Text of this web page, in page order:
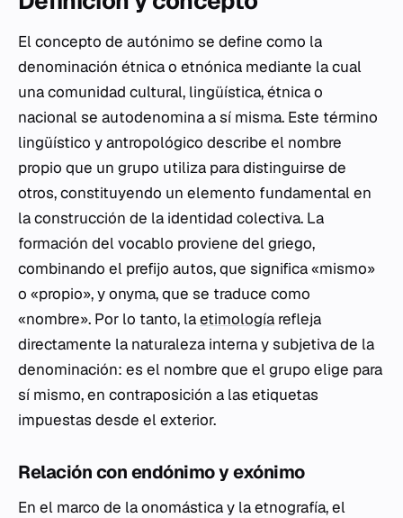
El concepto de autónimo se define como la
denominación étnica o etnónica mediante la cual
una comunidad cultural, lingüística, étnica o
nacional se autodenomina a sí misma. Este término
lingüístico y antropológico describe el nombre
propio que un grupo utiliza para distinguirse de
otros, constituyendo un elemento fundamental en
la construcción de la identidad colectiva. La
formación del vocablo proviene del griego,
combinando el prefijo autos, que significa «mismo»
o «propio», yonyma, que se traduce como
«nombre». Por lo tanto, laetimología refleja
directamente la naturaleza interna y subjetiva de la
denominación: es el nombre que el grupo elige para
sí mismo, en contraposición a las etiquetas
impuestas desde el exterior.
Relación con endónimo y exónimo
En el marco de la onomástica y la etnografía, el